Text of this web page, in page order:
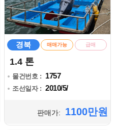
경북 매매가능 급매
1.4 톤
물건번호 : 1757
조선일자 : 2010/5/
판매가: 1100만원